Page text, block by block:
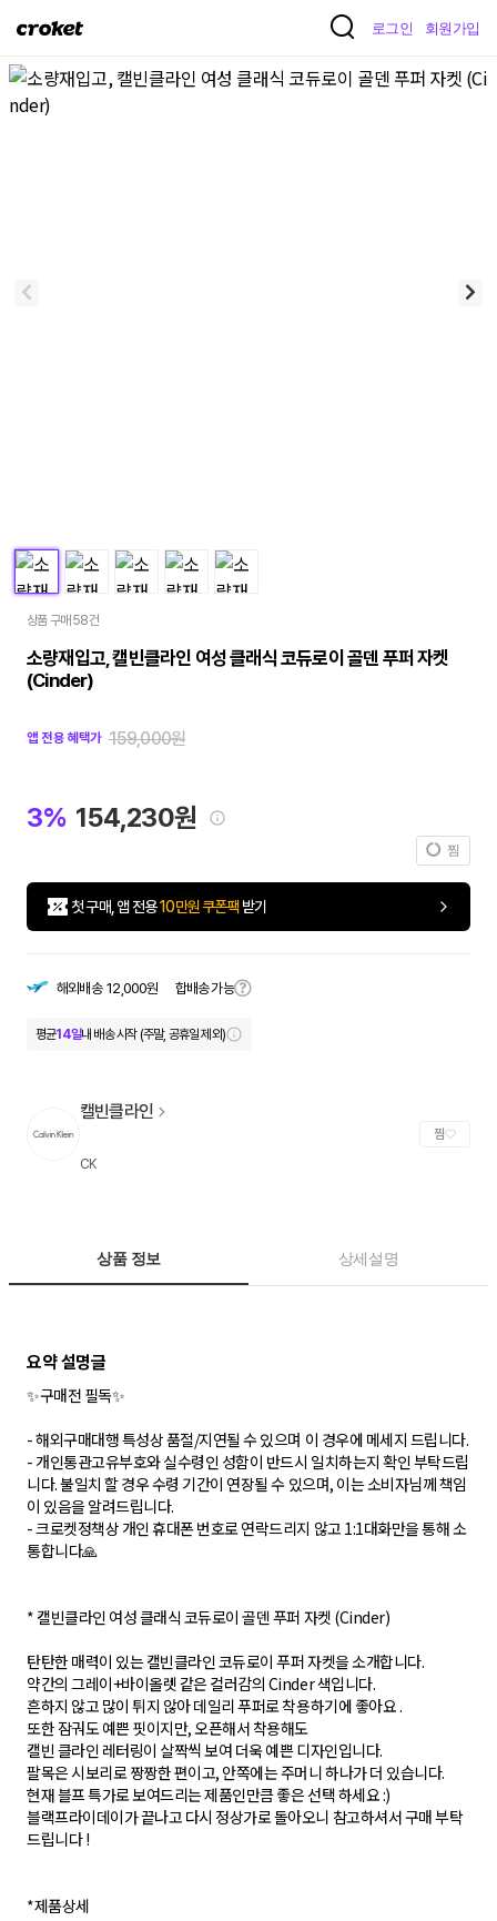
크
켓
로그인 회원가입
상품 구매 58건
소량재입고, 캘빈클라인 여성 클래식 코듀로이 골덴 푸퍼 자켓
(Cinder)
앱 전용 혜택가 159,000원
3% 154,230원
찜
첫 구매, 앱 전용10만원 쿠폰팩 받기
해외배송 12,000원 합배송 가능
평균14일내 배송 시작 (주말, 공휴일 제외)
캘빈클라인
CK
찜
상품 정보 상세설명
✨구매전 필독✨
- 해외구매대행 특성상 품절/지연될 수 있으며 이 경우에 메세지 드립니다.
- 개인통관고유부호와 실수령인 성함이 반드시 일치하는지 확인 부탁드립
니다. 불일치 할 경우 수령 기간이 연장될 수 있으며, 이는 소비자님께 책임
이 있음을 알려드립니다.
- 크로켓정책상 개인 휴대폰 번호로 연락드리지 않고 1:1대화만을 통해 소
통합니다🙏
* 캘빈클라인 여성 클래식 코듀로이 골덴 푸퍼 자켓 (Cinder)
탄탄한 매력이 있는 캘빈클라인 코듀로이 푸퍼 자켓을 소개합니다.
약간의 그레이+바이올렛 같은 컬러감의 Cinder 색입니다.
흔하지 않고 많이 튀지 않아 데일리 푸퍼로 착용하기에 좋아요 .
또한 잠궈도 예쁜 핏이지만, 오픈해서 착용해도
캘빈 클라인 레터링이 살짝씩 보여 더욱 예쁜 디자인입니다.
팔목은 시보리로 짱짱한 편이고, 안쪽에는 주머니 하나가 더 있습니다.
현재 블프 특가로 보여드리는 제품인만큼 좋은 선택 하세요 :)
블랙프라이데이가 끝나고 다시 정상가로 돌아오니 참고하셔서 구매 부탁
드립니다 !
*제품상세